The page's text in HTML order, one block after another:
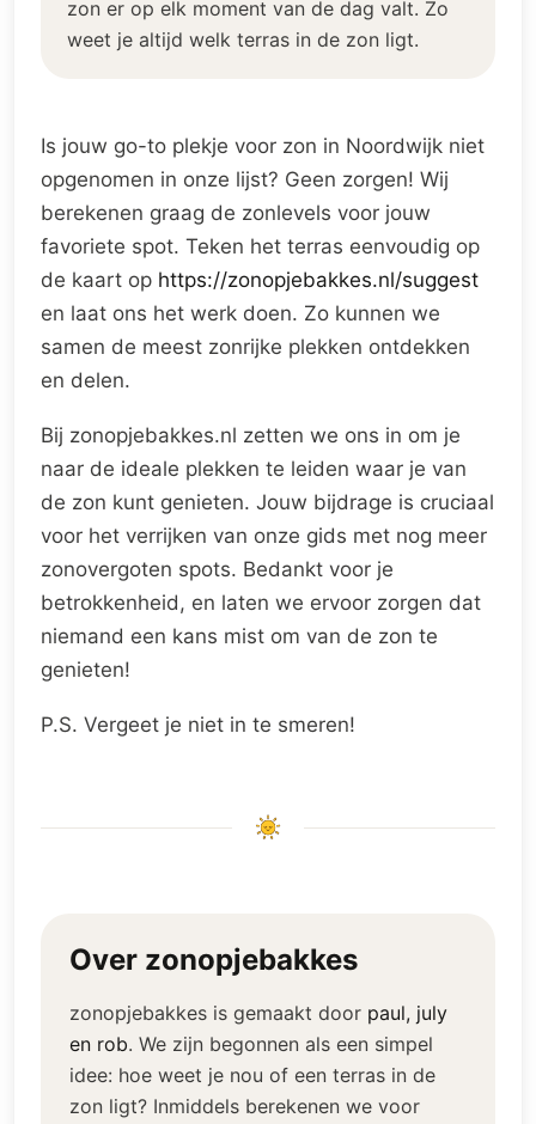
zon er op elk moment van de dag valt. Zo
weet je altijd welk terras in de zon ligt.
Is jouw go-to plekje voor zon in Noordwijk niet
opgenomen in onze lijst? Geen zorgen! Wij
berekenen graag de zonlevels voor jouw
favoriete spot. Teken het terras eenvoudig op
de kaart op https://zonopjebakkes.nl/suggest
en laat ons het werk doen. Zo kunnen we
samen de meest zonrijke plekken ontdekken
en delen.
Bij zonopjebakkes.nl zetten we ons in om je
naar de ideale plekken te leiden waar je van
de zon kunt genieten. Jouw bijdrage is cruciaal
voor het verrijken van onze gids met nog meer
zonovergoten spots. Bedankt voor je
betrokkenheid, en laten we ervoor zorgen dat
niemand een kans mist om van de zon te
genieten!
P.S. Vergeet je niet in te smeren!
Over zonopjebakkes
zonopjebakkes is gemaakt door paul, july
en rob. We zijn begonnen als een simpel
idee: hoe weet je nou of een terras in de
zon ligt? Inmiddels berekenen we voor